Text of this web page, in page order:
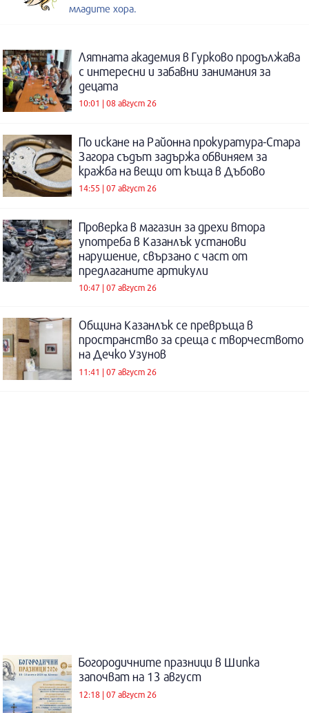
младите хора.
Лятната академия в Гурково продължава
с интересни и забавни занимания за
децата
10:01 | 08 август 26
По искане на Районна прокуратура-Стара
Загора съдът задържа обвиняем за
кражба на вещи от къща в Дъбово
14:55 | 07 август 26
Проверка в магазин за дрехи втора
употреба в Казанлък установи
нарушение, свързано с част от
предлаганите артикули
10:47 | 07 август 26
Община Казанлък се превръща в
пространство за среща с творчеството
на Дечко Узунов
11:41 | 07 август 26
Богородичните празници в Шипка
започват на 13 август
12:18 | 07 август 26